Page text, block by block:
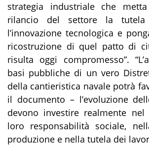
strategia industriale che
rilancio del settore la tutela
l’innovazione tecnologica e
ricostruzione di quel patto di
risulta oggi compromesso”.
basi pubbliche di un vero
della cantieristica navale potrà
il documento – l’evoluzione
devono investire realmente
loro responsabilità sociale,
produzione e nella tutela dei